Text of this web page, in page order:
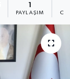
1
PAYLAŞIM